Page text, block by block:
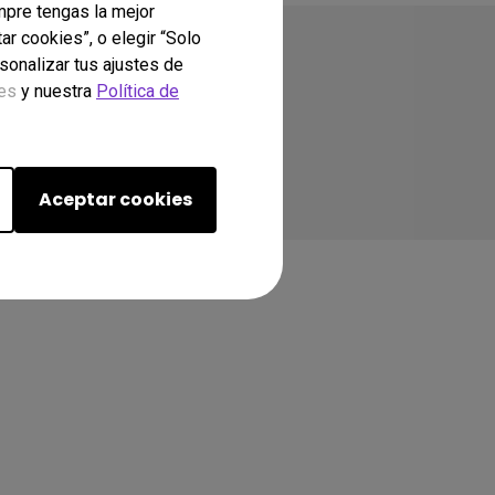
tengas la mejor
cookies”, o elegir “Solo
tus ajustes de
y nuestra Política de
Aceptar cookies